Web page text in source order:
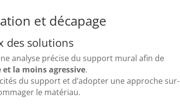
et décapage
des solutions
analyse précise du support mural afin de
la moins agressive.
du support et d’adopter une approche sur-
le matériau.